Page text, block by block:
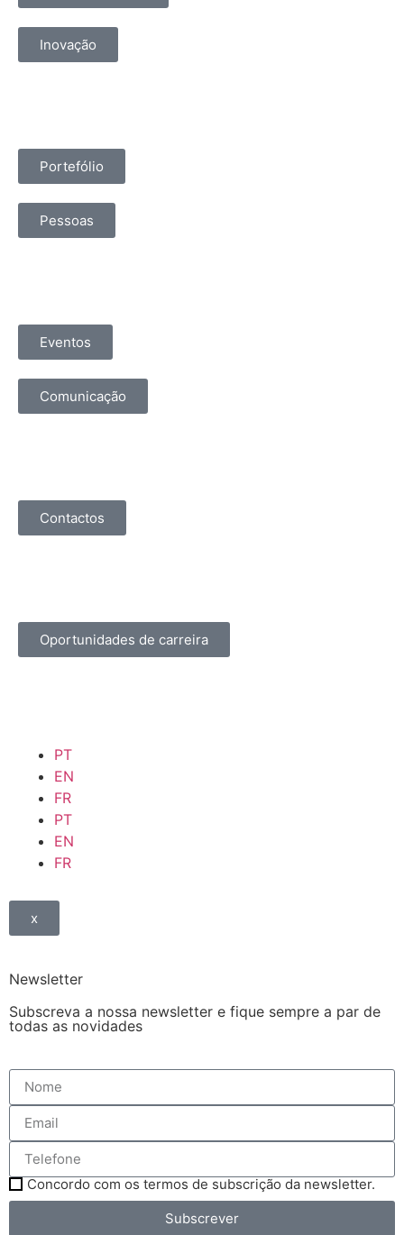
Inovação
Portefólio
Pessoas
Eventos
Comunicação
Contactos
Oportunidades de carreira
PT
EN
FR
PT
EN
FR
x
Newsletter
Subscreva a nossa newsletter e fique sempre a par de
todas as novidades
Concordo com os termos de subscrição da newsletter.
Subscrever